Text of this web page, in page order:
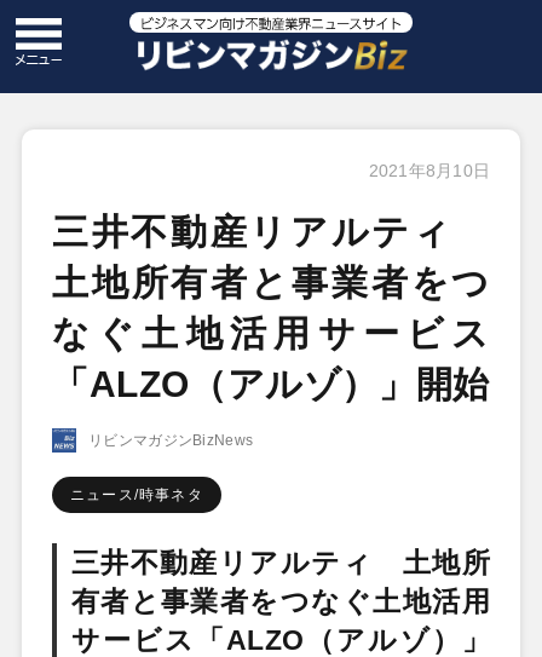
2021年8月10日
三井不動産リアルティ
土地所有者と事業者をつ
なぐ土地活用サービス
「ALZO（アルゾ）」開始
リビンマガジンBizNews
ニュース/時事ネタ
三井不動産リアルティ 土地所
有者と事業者をつなぐ土地活用
サービス「ALZO（アルゾ）」